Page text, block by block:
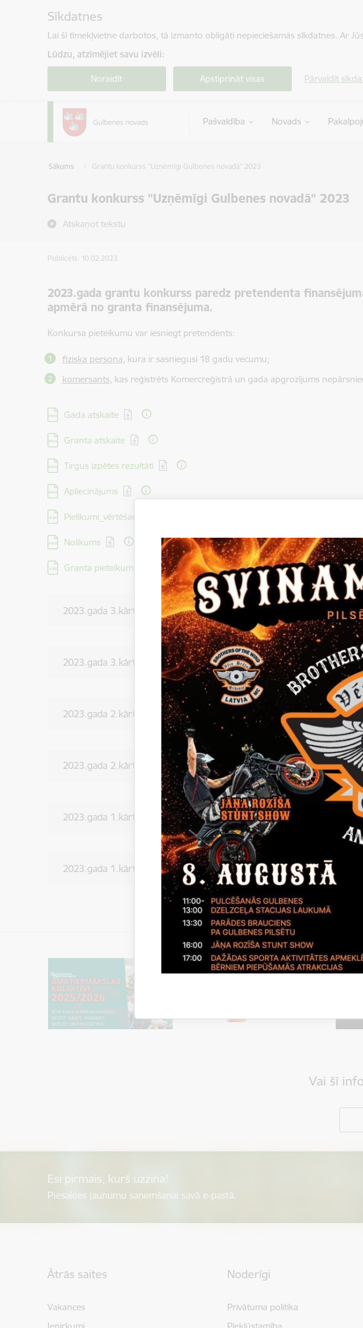
Sīkdatnes
Lai šī tīmekļvietne darbotos, tā izmanto obligāti nepieciešamās sīkdatnes. Ar
Lūdzu, atzīmējiet savu izvēli:
Noraidīt Apstiprināt visas Pārvaldīt
Pašvaldība Novads
Sākums Grantu konkurss "Uzņēmīgi Gulbenes novadā" 2023
Grantu konkurss "Uzņēmīgi Gulbenes novadā" 2023
Atskaņot tekstu
Publicēts: 10.02.2023.
2023.gada grantu konkurss paredz pretendenta
apmērā no granta finansējuma.
Konkursa pieteikumu var iesniegt pretendents:
fiziska persona, kura ir sasniegusi 18 gadu vecumu;
komersants, kas reģistrēts Komercreģistrā un gada apgrozījums
Lejupielādēt:
Gada atskaite
Lejupielādēt:
Granta atskaite
Lejupielādēt:
Tirgus izpētes rezultāti
Lejupielādēt:
Apliecinājums
Lejupielādēt:
Pielikumi_vērtēšana
Lejupielādēt:
Nolikums
Lejupielādēt:
Granta pieteikums ar pielikumiem
2023.gada 3.kārtas konkursa iesniegšanas termiņš ir 31.oktobris!
2023.gada 3.kārtas atbalstītie projekti
2023.gada 2.kārtas atbalstītie projekti
2023.gada 2.kārtas konkursa termiņš 30.jūnijs!
2023.gada 1.kārtas atbalstītie projekti
2023.gada 1.kārtas konkursa iesniegšanas termiņš 31.marts!
Vai šī
Esi pirmais, kurš uzzina!
Piesakies jaunumu saņemšanai savā e-pastā.
Ātrās saites
Vakances
Noderīgi
Privātuma politika